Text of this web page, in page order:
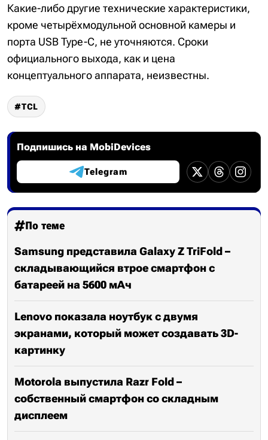
Какие-либо другие технические характеристики,
кроме четырёхмодульной основной камеры и
порта USB Type-C, не уточняются. Сроки
официального выхода, как и цена
концептуального аппарата, неизвестны.
TCL
Подпишись на MobiDevices
Telegram
По теме
Samsung представила Galaxy Z TriFold –
складывающийся втрое смартфон с
батареей на 5600 мАч
Lenovo показала ноутбук с двумя
экранами, который может создавать 3D-
картинку
Motorola выпустила Razr Fold –
собственный смартфон со складным
дисплеем